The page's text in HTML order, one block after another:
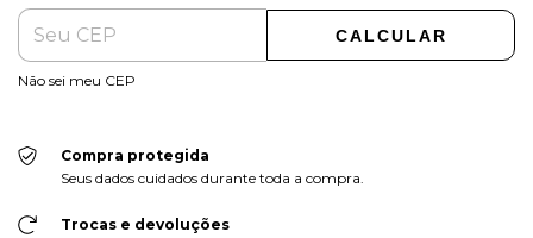
CALCULAR
Não sei meu CEP
Compra protegida
Seus dados cuidados durante toda a compra.
Trocas e devoluções